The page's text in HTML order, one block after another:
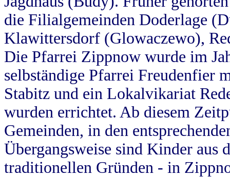
die Filialgemeinden Doderlage
Klawittersdorf (Glowaczewo),
Die Pfarrei Zippnow wurde im
selbständige Pfarrei Freudenfier
Stabitz und ein Lokalvikariat
wurden errichtet. Ab diesem
Gemeinden, in den
Übergangsweise sind Kinder aus
traditionellen Gründen - in